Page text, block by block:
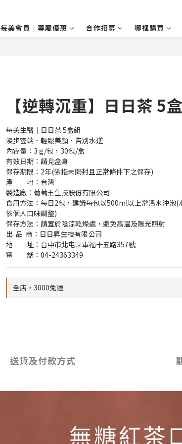
每美會員｜專屬優惠 合作招募 哪裡購買
【逆轉沉重】日日茶 5
每美生醫｜日日茶 5盒組
漫步雲端．輕鬆美顏．告別水逆
內容量：3 g/包，30包/盒
有效日期：請見盒身
保存期限：2年(係指未開封且正常條件下之保存)
產　　地：台灣
製造廠：葡萄王生技股份有限公司
食用方法：每日2包，建議每包以500ml以上常溫水沖泡(
依個人口味調整)
保存方法：請置於陰涼乾燥處，避免高溫及陽光照射
出  品  商：日日昇生技有限公司
地　　址：台中市北屯區軍福十五路357號
電　　話：04-24363349
全店，3000免運
送貨及付款方式